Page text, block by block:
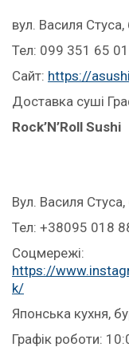
вул. Василя Стуса,
Тел: 099 351 65 01
Сайт: https://
Доставка суші
Rock’N’Roll Sushi
Вул. Василя
Тел: +38095 018
Соцмережі:
https://
k/
Японська кухня,
Графік роботи: